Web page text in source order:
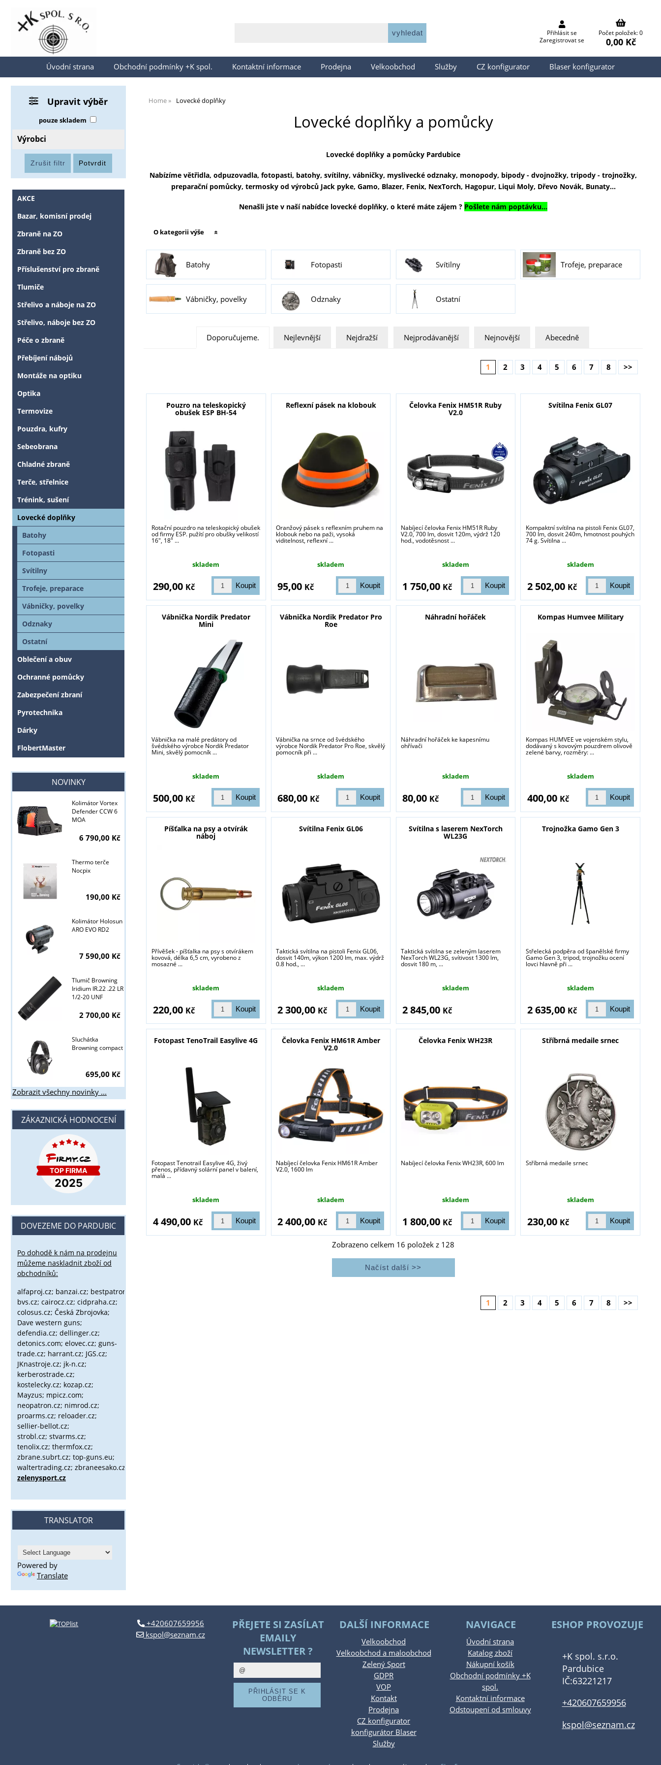
Přihlásit se
Přihlásit se
Zaregistrovat se
Počet položek: 0
0,00 Kč
Úvodní strana Obchodní podmínky +K spol. Kontaktní informace Prodejna Velkoobchod Služby CZ konfigurator Blaser konfigurator
Home Lovecké doplňky
Lovecké doplňky a pomůcky
Lovecké doplňky a pomůcky Pardubice
Nabízíme větřidla, odpuzovadla, fotopasti, batohy, svítilny, vábničky, myslivecké odznaky, monopody, bipody - dvojnožky, tripody - trojnožky,
preparační pomůcky, termosky od výrobců Jack pyke, Gamo, Blazer, Fenix, NexTorch, Hagopur, Liqui Moly, Dřevo Novák, Bunaty...
Nenašli jste v naší nabídce lovecké doplňky, o které máte zájem ? Pošlete nám poptávku...
O kategorii výše
Batohy Fotopasti Svítilny Trofeje, preparace
Vábničky, povelky Odznaky Ostatní
Doporučujeme. Nejlevnější Nejdražší Nejprodávanější Nejnovější Abecedně
1 2 3 4 5 6 7 8 >>
Pouzro na teleskopický
obušek ESP BH-54
Rotační pouzdro na teleskopický obušek
od firmy ESP. pužítí pro obušky velikostí
16", 18" ...
skladem
290,00 Kč
Reflexní pásek na klobouk
Oranžový pásek s reflexním pruhem na
klobouk nebo na paži, vysoká
viditelnost, reflexní ...
skladem
95,00 Kč
Čelovka Fenix HM51R Ruby
V2.0
Nabíjecí čelovka Fenix HM51R Ruby
V2.0, 700 lm, dosvit 120m, výdrž 120
hod., vodotěsnost ...
skladem
1 750,00 Kč
Svítilna Fenix GL07
Kompaktní svítilna na pistoli Fenix GL07,
700 lm, dosvit 240m, hmotnost pouhých
74 g. Svítilna ...
skladem
2 502,00 Kč
Vábnička Nordik Predator
Mini
Vábnička na malé predátory od
švédského výrobce Nordik Predator
Mini, skvělý pomocník ...
skladem
500,00 Kč
Vábnička Nordik Predator Pro
Roe
Vábnička na srnce od švédského
výrobce Nordik Predator Pro Roe, skvělý
pomocník při ...
skladem
680,00 Kč
Náhradní hořáček
Náhradní hořáček ke kapesnímu
ohřívači
skladem
80,00 Kč
Kompas Humvee Military
Kompas HUMVEE ve vojenském stylu,
dodávaný s kovovým pouzdrem olivově
zelené barvy, rozměry: ...
skladem
400,00 Kč
Píšťalka na psy a otvírák
náboj
Přívěšek - píšťalka na psy s otvírákem
kovová, délka 6,5 cm, vyrobeno z
mosazné ...
skladem
220,00 Kč
Svítilna Fenix GL06
Taktická svítilna na pistoli Fenix GL06,
dosvit 140m, výkon 1200 lm, max. výdrž
0.8 hod., ...
skladem
2 300,00 Kč
Svítilna s laserem NexTorch
WL23G
Taktická svítilna se zeleným laserem
NexTorch WL23G, svítivost 1300 lm,
dosvit 180 m, ...
skladem
2 845,00 Kč
Trojnožka Gamo Gen 3
Střelecká podpěra od španělské firmy
Gamo Gen 3, tripod, trojnožku ocení
lovci hlavně při ...
skladem
2 635,00 Kč
Fotopast TenoTrail Easylive 4G
Fotopast Tenotrail Easylive 4G, živý
přenos, přídavný solární panel v balení,
malá ...
skladem
4 490,00 Kč
Čelovka Fenix HM61R Amber
V2.0
Nabíjecí čelovka Fenix HM61R Amber
V2.0, 1600 lm
skladem
2 400,00 Kč
Čelovka Fenix WH23R
Nabíjecí čelovka Fenix WH23R, 600 lm
skladem
1 800,00 Kč
Stříbrná medaile srnec
Stříbrná medaile srnec
skladem
230,00 Kč
Zobrazeno celkem 16 položek z 128
1 2 3 4 5 6 7 8 >>
Upravit výběr
pouze skladem
Výrobci
AKCE
Bazar, komisní prodej
Zbraně na ZO
Zbraně bez ZO
Příslušenství pro zbraně
Tlumiče
Střelivo a náboje na ZO
Střelivo, náboje bez ZO
Péče o zbraně
Přebíjení nábojů
Montáže na optiku
Optika
Termovize
Pouzdra, kufry
Sebeobrana
Chladné zbraně
Terče, střelnice
Trénink, sušení
Lovecké doplňky
Batohy
Fotopasti
Svítilny
Trofeje, preparace
Vábničky, povelky
Odznaky
Ostatní
Oblečení a obuv
Ochranné pomůcky
Zabezpečení zbraní
Pyrotechnika
Dárky
FlobertMaster
NOVINKY
Kolimátor Vortex
Defender CCW 6
MOA
6 790,00 Kč
Thermo terče
Nocpix
190,00 Kč
Kolimátor Holosun
ARO EVO RD2
7 590,00 Kč
Tlumič Browning
Iridium IR.22 .22 LR
1/2-20 UNF
2 700,00 Kč
Sluchátka
Browning compact
695,00 Kč
Zobrazit všechny novinky ...
ZÁKAZNICKÁ HODNOCENÍ
DOVEZEME DO PARDUBIC
Po dohodě k nám na prodejnu
můžeme naskladnit zboží od
obchodníků:
alfaproj.cz; banzai.cz; bestpatron.eu;
bvs.cz; cairocz.cz; cidpraha.cz;
colosus.cz; Česká Zbrojovka;
Dave western guns;
defendia.cz; dellinger.cz;
detonics.com; elovec.cz; guns-
trade.cz; harrant.cz; JGS.cz;
JKnastroje.cz; jk-n.cz;
kerberostrade.cz;
kostelecky.cz; kozap.cz;
Mayzus; mpicz.com;
neopatron.cz; nimrod.cz;
proarms.cz; reloader.cz;
sellier-bellot.cz;
strobl.cz; stvarms.cz;
tenolix.cz; thermfox.cz;
zbrane.subrt.cz; top-guns.eu;
waltertrading.cz; zbraneesako.cz;
zelenysport.cz
TRANSLATOR
Powered by
Translate
+420607659956
kspol@seznam.cz
PŘEJETE SI ZASÍLAT
EMAILY
NEWSLETTER ?
DALŠÍ INFORMACE
Velkoobchod
Velkoobchod a maloobchod
Zelený Sport
GDPR
VOP
Kontakt
Prodejna
CZ konfigurator
konfigurátor Blaser
Služby
NAVIGACE
Úvodní strana
Katalog zboží
Nákupní košík
Obchodní podmínky +K
spol.
Kontaktní informace
Odstoupení od smlouvy
ESHOP PROVOZUJE
+K spol. s.r.o.
Pardubice
IČ:63221217
+420607659956
kspol@seznam.cz